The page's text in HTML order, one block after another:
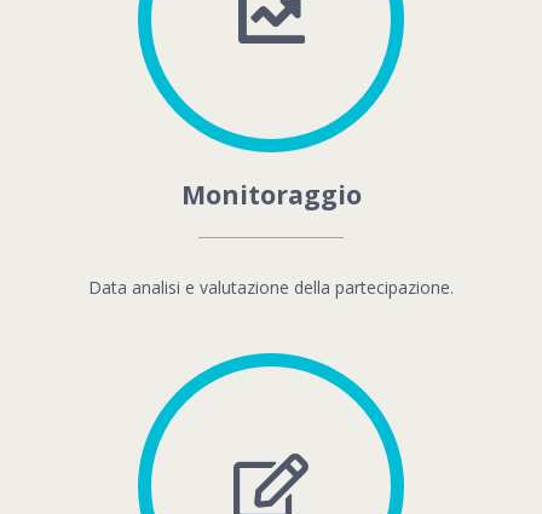
Monitoraggio
Data analisi e valutazione della partecipazione.